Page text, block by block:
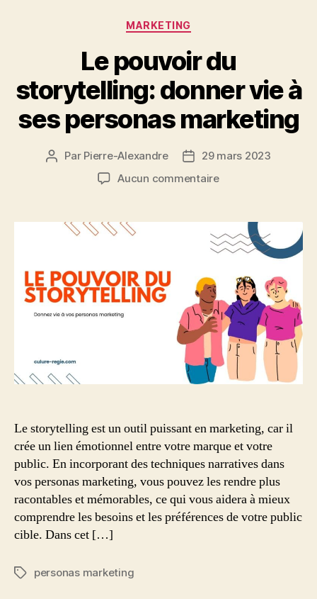
Catégories
MARKETING
Le pouvoir du
storytelling: donner vie à
ses personas marketing
Auteur
Par Pierre-Alexandre
Date29 mars 2023
Aucun commentairesur
du
storytelling:
donner
ses
personas
marketing
Le storytelling est un outil puissant en marketing, car il
crée un lien émotionnel entre votre marque et votre
public. En incorporant des techniques narratives dans
vos personas marketing, vous pouvez les rendre plus
racontables et mémorables, ce qui vous aidera à mieux
comprendre les besoins et les préférences de votre public
cible. Dans cet […]
Étiquettes
personas marketing